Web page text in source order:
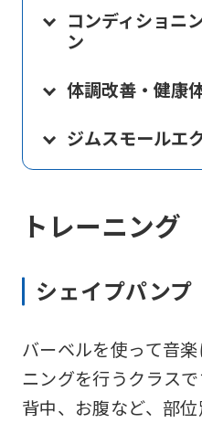
コンディショニ
ン
体調改善・健康
ジムスモールエ
トレーニング
シェイプパンプ
バーベルを使って音
ニングを行うクラスで
背中、お腹など、部